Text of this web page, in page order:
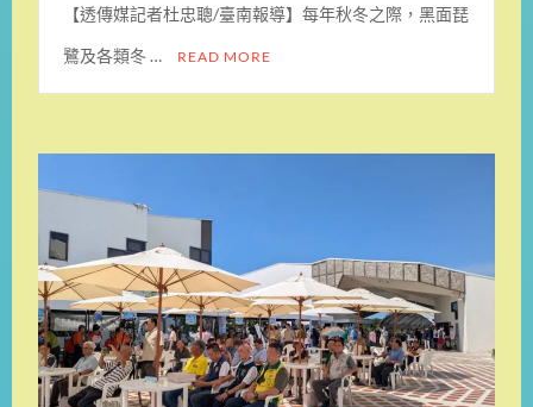
【透傳媒記者杜忠聰/臺南報導】每年秋冬之際，黑面琵
鷺及各類冬 … READ MORE